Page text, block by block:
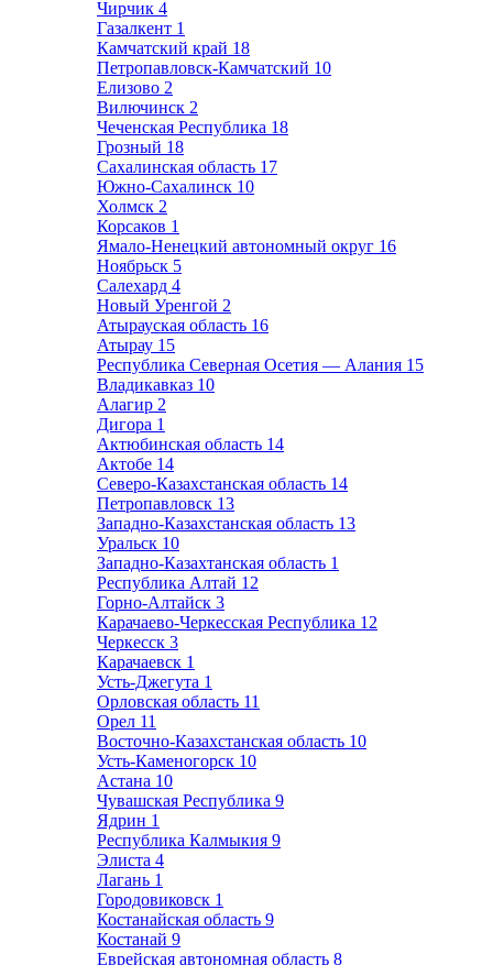
Чирчик 4
Газалкент 1
Камчатский край 18
Петропавловск-Камчатский 10
Елизово 2
Вилючинск 2
Чеченская Республика 18
Грозный 18
Сахалинская область 17
Южно-Сахалинск 10
Холмск 2
Корсаков 1
Ямало-Ненецкий автономный округ 16
Ноябрьск 5
Салехард 4
Новый Уренгой 2
Атырауская область 16
Атырау 15
Республика Северная Осетия — Алания 15
Владикавказ 10
Алагир 2
Дигора 1
Актюбинская область 14
Актобе 14
Северо-Казахстанская область 14
Петропавловск 13
Западно-Казахстанская область 13
Уральск 10
Западно-Казахтанская область 1
Республика Алтай 12
Горно-Алтайск 3
Карачаево-Черкесская Республика 12
Черкесск 3
Карачаевск 1
Усть-Джегута 1
Орловская область 11
Орел 11
Восточно-Казахстанская область 10
Усть-Каменогорск 10
Астана 10
Чувашская Республика 9
Ядрин 1
Республика Калмыкия 9
Элиста 4
Лагань 1
Городовиковск 1
Костанайская область 9
Костанай 9
Еврейская автономная область 8